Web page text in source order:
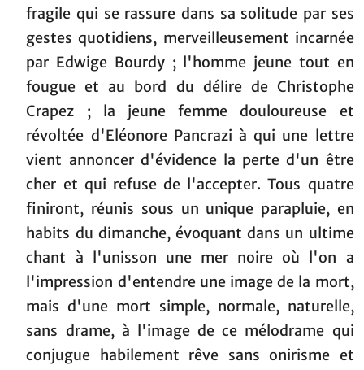
fragile qui se rassure dans sa solitude par ses
gestes quotidiens, merveilleusement incarnée
par Edwige Bourdy ; l'homme jeune tout en
fougue et au bord du délire de Christophe
Crapez ; la jeune femme douloureuse et
révoltée d'Eléonore Pancrazi à qui une lettre
vient annoncer d'évidence la perte d'un être
cher et qui refuse de l'accepter. Tous quatre
finiront, réunis sous un unique parapluie, en
habits du dimanche, évoquant dans un ultime
chant à l'unisson une mer noire où l'on a
l'impression d'entendre une image de la mort,
mais d'une mort simple, normale, naturelle,
sans drame, à l'image de ce mélodrame qui
conjugue habilement rêve sans onirisme et